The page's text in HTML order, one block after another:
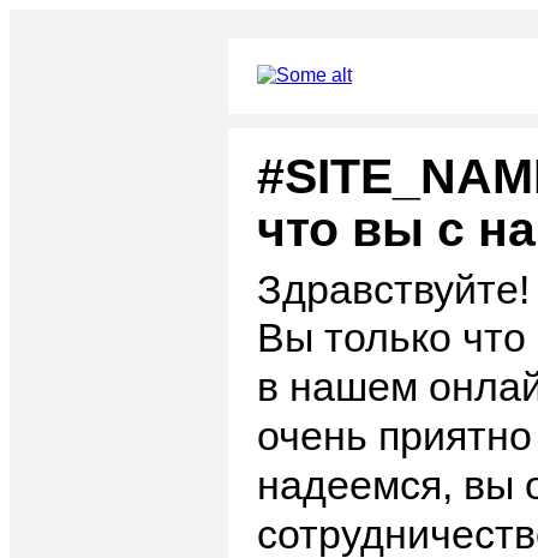
что вы с
Здравствуйте!
Вы только
в нашем
очень
надеемся, вы